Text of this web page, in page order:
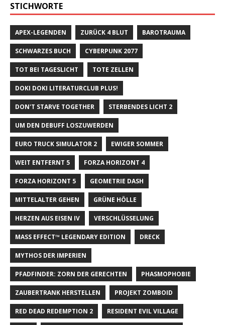
STICHWORTE
APEX-LEGENDEN ZURÜCK 4 BLUT BAROTRAUMA
SCHWARZES BUCH CYBERPUNK 2077
TOT BEI TAGESLICHT TOTE ZELLEN
DOKI DOKI LITERATURCLUB PLUS!
DON'T STARVE TOGETHER STERBENDES LICHT 2
UM DEN DEBUFF LOSZUWERDEN
EURO TRUCK SIMULATOR 2 EWIGER SOMMER
WEIT ENTFERNT 5 FORZA HORIZONT 4
FORZA HORIZONT 5 GEOMETRIE DASH
MITTELALTER GEHEN GRÜNE HÖLLE
HERZEN AUS EISEN IV VERSCHLÜSSELUNG
MASS EFFECT™ LEGENDARY EDITION DRECK
MYTHOS DER IMPERIEN
PFADFINDER: ZORN DER GERECHTEN PHASMOPHOBIE
ZAUBERTRANK HERSTELLEN PROJEKT ZOMBOID
RED DEAD REDEMPTION 2 RESIDENT EVIL VILLAGE